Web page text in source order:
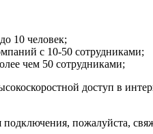
10 человек;
с 10-50 сотрудниками;
чем 50 сотрудниками;
доступ в
пожалуйста,